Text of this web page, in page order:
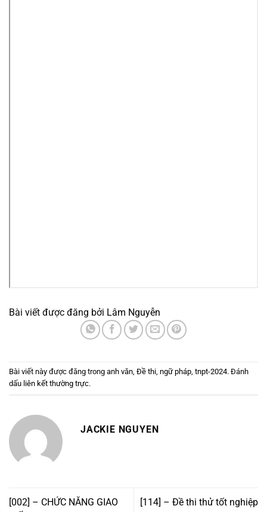
Bài viết được đăng bởi Lâm Nguyễn
Bài viết này được đăng trong anh văn, Đề thi, ngữ pháp, tnpt-2024. Đánh
dấu liên kết thường trực.
JACKIE NGUYEN
[002] – CHỨC NĂNG GIAO
[114] – Đề thi thử tốt nghiệp